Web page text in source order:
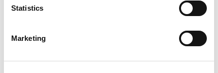
Statistics
Marketing
ZAPYTAJ O PRODUKT